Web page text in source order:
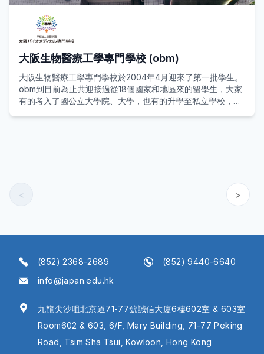
大阪生物醫療工學專門學校 (obm)
大阪生物醫療工學專門學校於2004年4月迎來了第一批學生。
obm到目前為止共迎接過從18個國家和地區來的留學生，大家
有的考入了國公立大學院、大學，也有的升學至私立學校，也
< >
(852) 2368-2689
(852) 9440-6640
info@japan.edu.hk
九龍尖沙咀北京道71-77號誠信大廈6樓602室 & 603室
Room602 & 603, 6/F, Mary Building, 71-77 Peking
Road, Tsim Sha Tsui, Kowloon, Hong Kong